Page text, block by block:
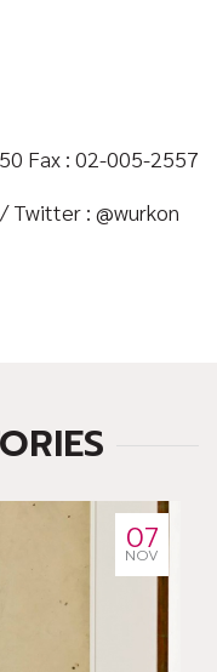
Fax : 02-005-2557
Twitter : @wurkon
07
NOV